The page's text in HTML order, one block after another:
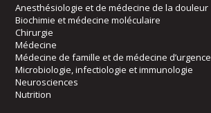
Anesthésiologie et de médecine de la douleur
Biochimie et médecine moléculaire
Chirurgie
Médecine
Médecine de famille et de médecine d’urgence
Microbiologie, infectiologie et immunologie
Neurosciences
Nutrition